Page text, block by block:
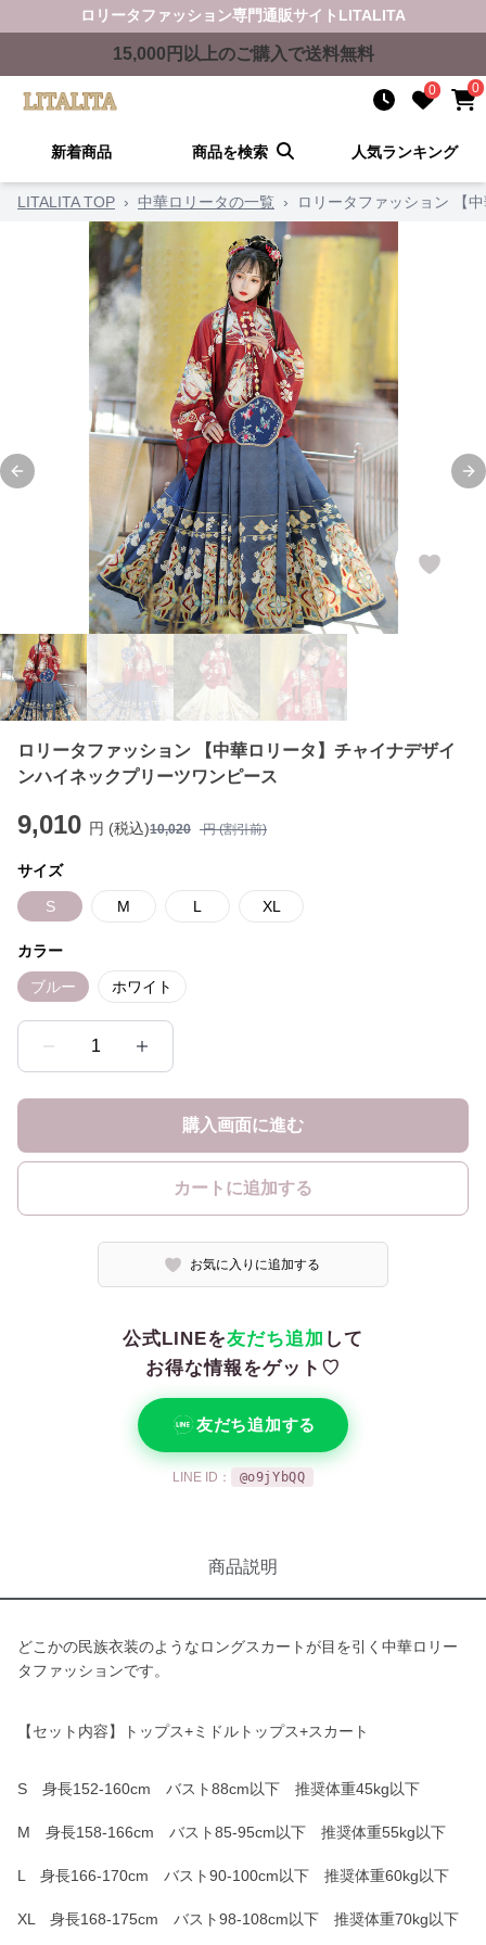
ロリータファッション専門通販サイト LITALITA
15,000 円以上のご購入で送料無料
0 0
新着商品 商品を検索 人気ランキング
LITALITA TOP › 中華ロリータの一覧 › ロリータファッション 【
Previous slide
ロリータファッション 【中華ロリータ】チャイナデザイ
ンハイネックプリーツワンピース
9,010 円 (税込)10,020 円 (割引前)
サイズ
S M L XL
カラー
ブルー ホワイト
1
購入画面に進む
カートに追加する
お気に入りに追加する
公式LINEを友だち追加 して
お得な情報をゲット♡
友だち追加する
LINE ID： @o9jYbQQ
商品説明
どこかの民族衣装のようなロングスカートが目を引く中華ロリー
タファッションです。
【セット内容】トップス+ミドルトップス+スカート
S 身長152-160cm バスト88cm以下 推奨体重45kg以下
M 身長158-166cm バスト85-95cm以下 推奨体重55kg以下
L 身長166-170cm バスト90-100cm以下 推奨体重60kg以下
XL 身長168-175cm バスト98-108cm以下 推奨体重70kg以下